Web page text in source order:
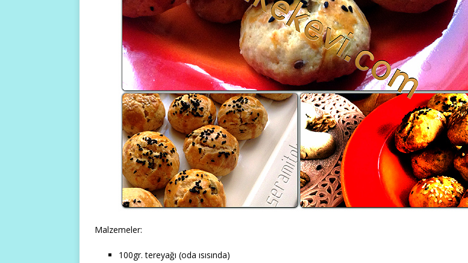
Malzemeler:
100gr. tereyağı (oda ısısında)